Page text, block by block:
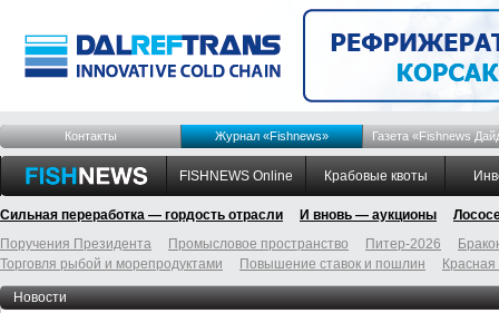
Контакты Журнал «Fishnews» Газета «Fishnews
FISHNEWS Online Крабовые квоты
Сильная переработка — гордость отрасли И вновь — аукционы
Поручения Президента
Промысловое пространство Питер-2026
Торговля рыбой и морепродуктами
Повышение ставок и пошлин
Новости